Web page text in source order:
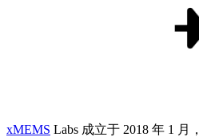
xMEMS Labs 成立于 2018 年 1 月